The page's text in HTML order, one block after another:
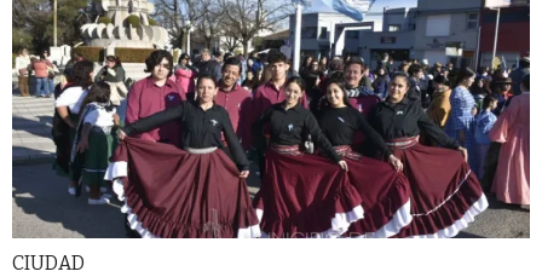
CIUDAD